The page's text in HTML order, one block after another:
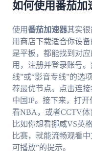
如何使用番茄加
使用番茄加速器其实
用商店下载适合你设
是平板，都能找到对
用，注册并登录账号
线”或“影音专线”的选
荐最优节点。点击连
中国IP。接下来，打
看NBA，或者CCTV体
比如你想看挪威VS英
比赛，就能流畅观看
可播放”的提示。